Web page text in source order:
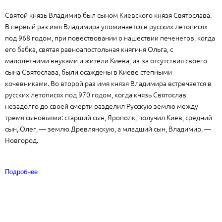
Святой князь Владимир был сыном Киевского князя Святослава.
В первый раз имя Владимира упоминается в русских летописях
под 968 годом, при повествовании о нашествии печенегов, когда
его бабка, святая равноапостольная княгиня Ольга, с
малолетними внуками и жители Киева, из-за отсутствия своего
сына Святослава, были осаждены в Киеве степными
кочевниками. Во второй раз имя князя Владимира встречается в
русских летописях под 970 годом, когда князь Святослав
незадолго до своей смерти разделил Русскую землю между
тремя сыновьями: старший сын, Ярополк, получил Киев, средний
сын, Олег, — землю Древлянскую, а младший сын, Владимир, —
Новгород.
Подробнее